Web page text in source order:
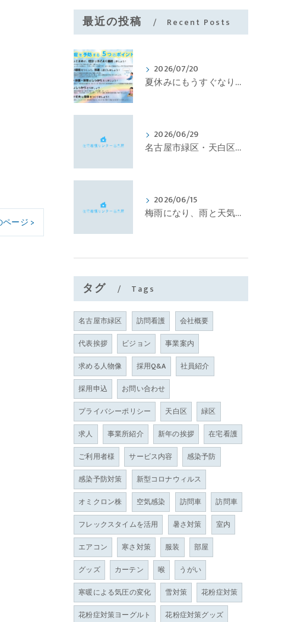
ページ >
最近の投稿 Recent Posts
2026/07/20
夏休みにもうすぐなります。
2026/06/29
名古屋市緑区・天白区中心の訪問看護行っています。看護師さん・理学療法士さんの求人募集しております。
2026/06/15
梅雨になり、雨と天気が行ったり来たりで、体調不良になる時期になりました。
タグ Tags
名古屋市緑区 訪問看護
会社概要
代表挨拶
ビジョン
事業案内
求める人物像
採用Q&A
社員紹介
採用申込
お問い合わせ
プライバシーポリシー
天白区
緑区
求人
事業所紹介 新年の挨拶
在宅看護
ご利用者様
サービス内容
感染予防
感染予防対策
新型コロナウィルス
オミクロン株
空気感染 訪問車
訪問車
フレックスタイムを活用
暑さ対策
室内
エアコン
寒さ対策 服装
部屋
グッズ
カーテン 喉
うがい
寒暖による気圧の変化
雪対策
花粉症対策
花粉症対策ヨーグルト
花粉症対策グッズ